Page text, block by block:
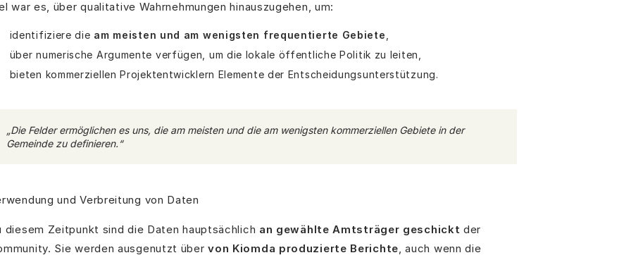
war es, über qualitative Wahrnehmungen hinauszugehen, um:
identifiziere die am meisten und am wenigsten frequentierte Gebiete
über numerische Argumente verfügen, um die lokale öffentliche Politik zu leiten,
bieten kommerziellen Projektentwicklern Elemente der Entscheidungsunterstützung.
„Die Felder ermöglichen es uns, die am meisten und die am wenigsten kommerziellen Gebiete in der
Gemeinde zu definieren.“
und Verbreitung von Daten
diesem Zeitpunkt sind die Daten hauptsächlich an gewählte Amtsträger geschickt der
Sie werden ausgenutzt übervon Kiomda produzierte Berichte, auch wenn die